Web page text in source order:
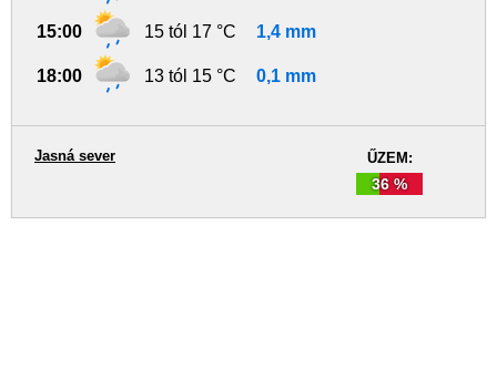
15:00 15 tól 17 °C 1,4 mm
18:00 13 tól 15 °C 0,1 mm
ŰZEM:
36 %
Jasná sever